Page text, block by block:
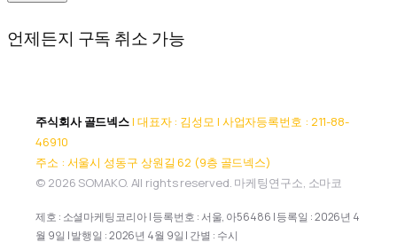
언제든지 구독 취소 가능
주식회사 골드넥스| 대표자 : 김성모 | 사업자등록번호 : 211-88-
46910
주소 : 서울시 성동구 상원길 62 (9층 골드넥스)
© 2026 SOMAKO. All rights reserved. 마케팅연구소, 소마코
제호 : 소셜마케팅코리아 | 등록번호 : 서울, 아56486 | 등록일 : 2026년 4
월 9일 | 발행일 : 2026년 4월 9일 | 간별 : 수시